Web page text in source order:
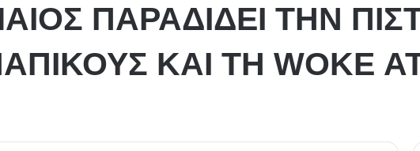
ΠΑΡΑΔΙΔΕΙ ΤΗΝ
ΚΑΙ ΤΗ WOKE